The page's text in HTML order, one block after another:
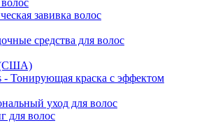
завивка волос
средства для волос
(США)
- Тонирующая краска с эффектом
уход для волос
для волос